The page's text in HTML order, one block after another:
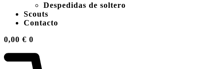
Despedidas de soltero
Scouts
Contacto
0,00 € 0